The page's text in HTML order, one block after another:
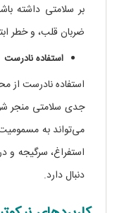
بر سلامتی داشته
ضربان قلب، و خطر
استفاده نادرست
استفاده نادرست از
جدی سلامتی منجر
می‌تواند به مسمومیت
استفراغ، سرگیجه و
دنبال دارد.